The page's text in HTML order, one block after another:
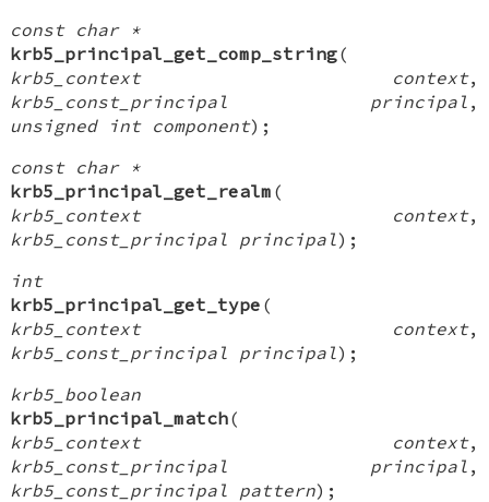
const char *
krb5_principal_get_comp_string(
krb5_context context,
krb5_const_principal principal ,
unsigned int component);
const char *
krb5_principal_get_realm (
krb5_context context,
krb5_const_principal principal );
int
krb5_principal_get_type (
krb5_context context,
krb5_const_principal principal );
krb5_boolean
krb5_principal_match(
krb5_context context,
krb5_const_principal principal ,
krb5_const_principal pattern);